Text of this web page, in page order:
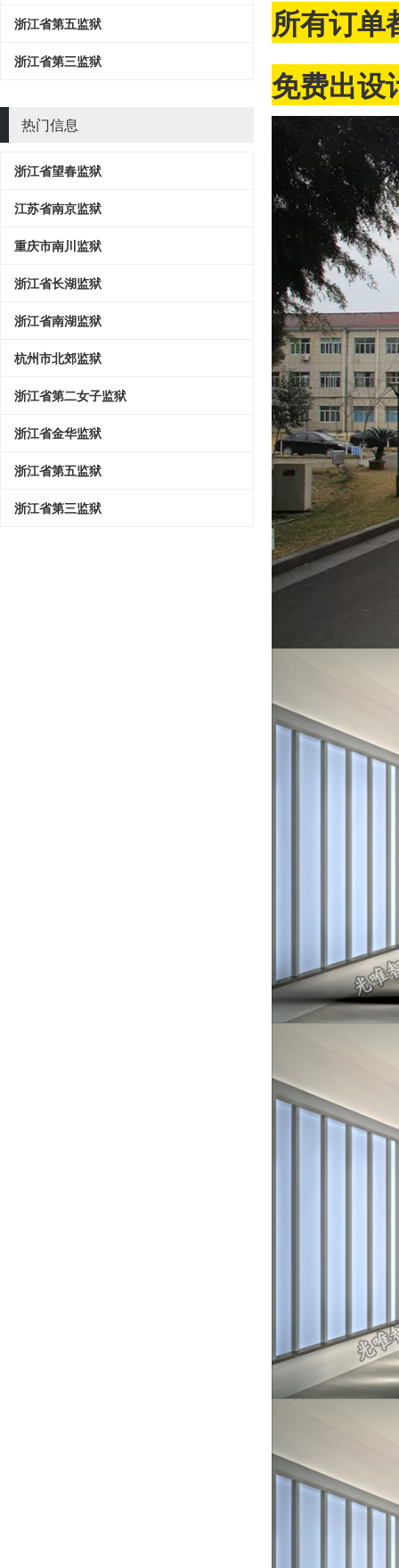
浙江省第五监狱
浙江省第三监狱
热门信息
浙江省望春监狱
江苏省南京监狱
重庆市南川监狱
浙江省长湖监狱
浙江省南湖监狱
杭州市北郊监狱
浙江省第二女子监狱
浙江省金华监狱
浙江省第五监狱
浙江省第三监狱
所有订单
免费出设